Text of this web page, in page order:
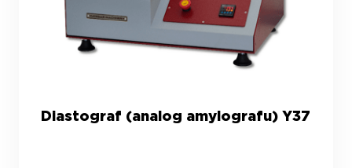
Diastograf (analog amylografu) Y37